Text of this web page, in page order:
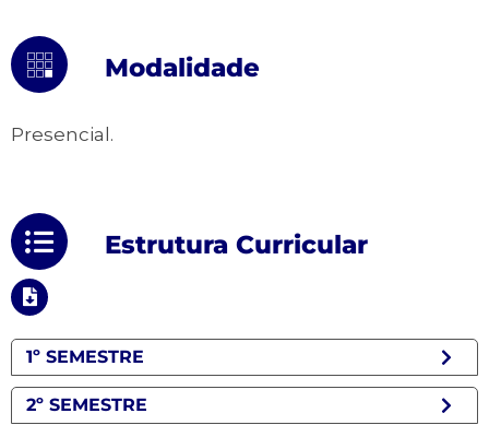
Modalidade
Presencial.
EstruturaCurricular
1º SEMESTRE
2º SEMESTRE